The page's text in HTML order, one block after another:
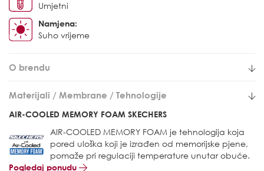
Umjetni
Namjena:
Suho vrijeme
O brendu
Materijali / Membrane / Tehnologije
AIR-COOLED MEMORY FOAM SKECHERS
AIR-COOLED MEMORY FOAM je tehnologija koja
pored uloška koji je izrađen od memorijske pjene,
pomaže pri regulaciji temperature unutar obuće.
Pogledaj ponudu